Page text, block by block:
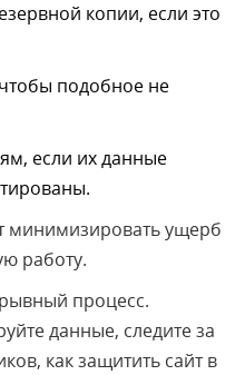
копии, если это
подобное не
если их данные
минимизировать ущерб
работу.
процесс.
данные, следите за
как защитить сайт в